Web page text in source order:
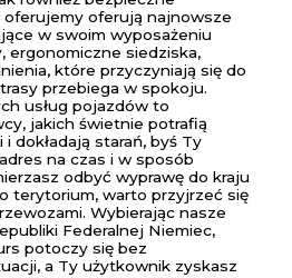
oferują najnowsze
w swoim wyposażeniu
ergonomiczne siedziska,
które przyczyniają się do
przebiega w spokoju.
usług pojazdów to
jakich świetnie potrafią
dokładają starań, byś Ty
na czas i w sposób
odbyć wyprawę do kraju
terytorium, warto przyjrzeć się
Wybierając nasze
Federalnej Niemiec,
potoczy się bez
a Ty użytkownik zyskasz